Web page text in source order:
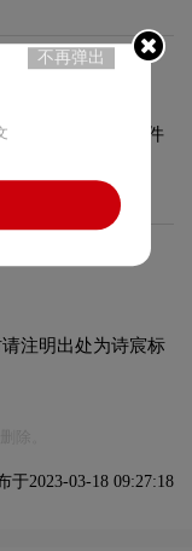
多种格式的源文件
。
注明出处为诗宸标
于2023-03-18 09:27:18
不再弹出